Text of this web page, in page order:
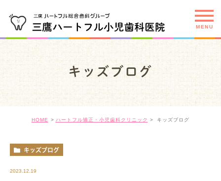
キッズブログ
HOME ハートフル矯正・小児歯科クリニック キッズブログ
キッズブログ
2023.12.19